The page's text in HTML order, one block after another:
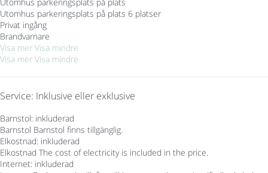
Utomhus parkeringsplats på plats 6 platser
Privat ingång
Brandvarnare
Visa mer Visa mindre
Visa mer Visa mindre
Service: Inklusive eller exklusive
Barnstol: inkluderad
Barnstol Barnstol finns tillgänglig.
Elkostnad: inkluderad
Elkostnad The cost of electricity is included in the price.
Internet: inkluderad